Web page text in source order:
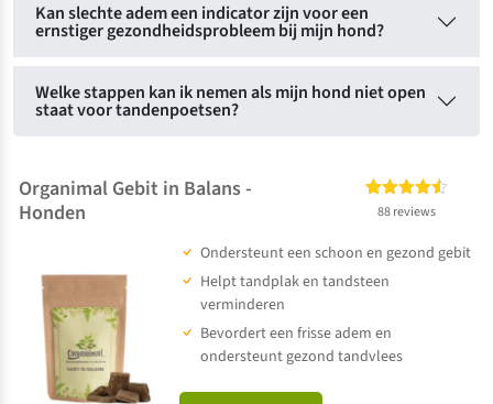
Kan slechte adem een indicator zijn voor een
ernstiger gezondheidsprobleem bij mijn hond?
Welke stappen kan ik nemen als mijn hond niet open
staat voor tandenpoetsen?
Organimal Gebit in Balans -
Honden
Gewaardeerd
gebaseerd
88
waarderingen
88 reviews
Ondersteunt een schoon en gezond gebit
Helpt tandplak en tandsteen
verminderen
Bevordert een frisse adem en
ondersteunt gezond tandvlees